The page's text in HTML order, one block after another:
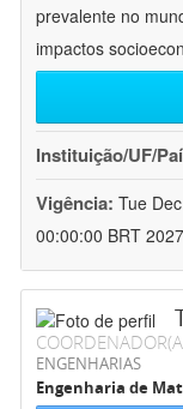
prevalente no
impactos
Instituição/UF/
Vigência: Tue
00:00:00 BRT 2027
ENGENHARIAS
Engenharia de